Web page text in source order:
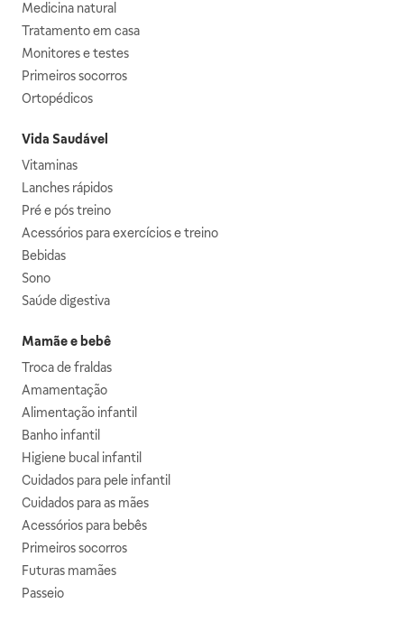
Medicina natural
Tratamento em casa
Monitores e testes
Primeiros socorros
Ortopédicos
Vida Saudável
Vitaminas
Lanches rápidos
Pré e pós treino
Acessórios para exercícios e treino
Bebidas
Sono
Saúde digestiva
Mamãe e bebê
Troca de fraldas
Amamentação
Alimentação infantil
Banho infantil
Higiene bucal infantil
Cuidados para pele infantil
Cuidados para as mães
Acessórios para bebês
Primeiros socorros
Futuras mamães
Passeio